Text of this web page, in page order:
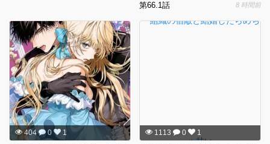
第66.1話 8 時間前
404 0 1 1113 0 1